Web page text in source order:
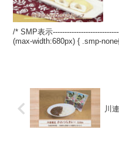
/* SMP表示
(max-width:680px) { .smp-
川